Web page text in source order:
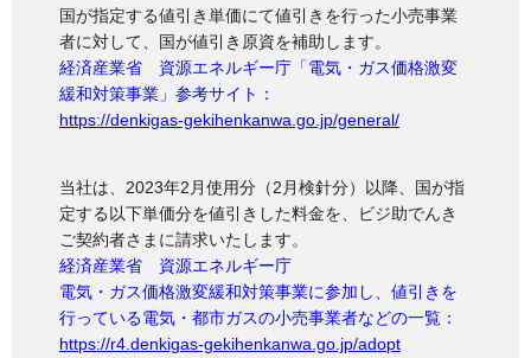
国が指定する値引き単価にて値引きを行った小売事業
者に対して、国が値引き原資を補助します。
経済産業省 資源エネルギー庁「電気・ガス価格激変
緩和対策事業」参考サイト：
https://denkigas-gekihenkanwa.go.jp/general/
当社は、2023年2月使用分（2月検針分）以降、国が指
定する以下単価分を値引きした料金を、ビジ助でんき
ご契約者さまに請求いたします。
経済産業省 資源エネルギー庁
電気・ガス価格激変緩和対策事業に参加し、値引きを
行っている電気・都市ガスの小売事業者などの一覧：
https://r4.denkigas-gekihenkanwa.go.jp/adopt